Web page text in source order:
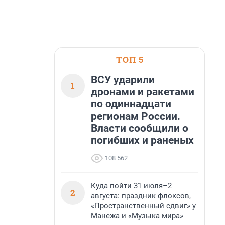
ТОП 5
1
ВСУ ударили
дронами и ракетами
по одиннадцати
регионам России.
Власти сообщили о
погибших и раненых
108 562
2
Куда пойти 31 июля–2
августа: праздник флоксов,
«Пространственный сдвиг» у
Манежа и «Музыка мира»